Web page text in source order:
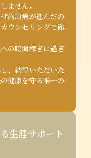
ません。
歯周病が進んだの
ウンセリングで徹
の時間稼ぎに過ぎ
、納得いただいた
健康を守る唯一の
生涯サポート